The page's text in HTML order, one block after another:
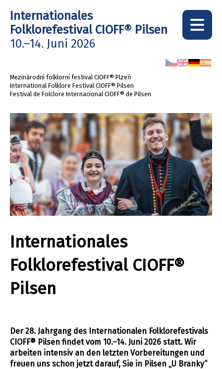
Internationales
FolklorefestivalCIOFF® Pilsen
10.–14. Juni 2026
Mezinárodní folklorní festival CIOFF® Plzeň
International Folklore Festival CIOFF® Pilsen
Festival de Folclore Internacional CIOFF® de Pilsen
Internationales
Folklorefestival CIOFF®
Pilsen
Der 28. Jahrgang des Internationalen Folklorefestivals
CIOFF® Pilsen findet vom 10.–14. Juni 2026 statt. Wir
arbeiten intensiv an den letzten Vorbereitungen und
freuen uns schon jetzt darauf, Sie in Pilsen „U Branky“